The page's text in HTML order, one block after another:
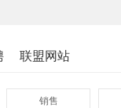
联盟网站
销售